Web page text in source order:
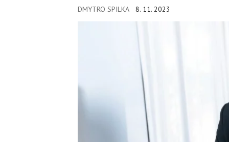
DMYTRO SPILKA 8. 11. 2023